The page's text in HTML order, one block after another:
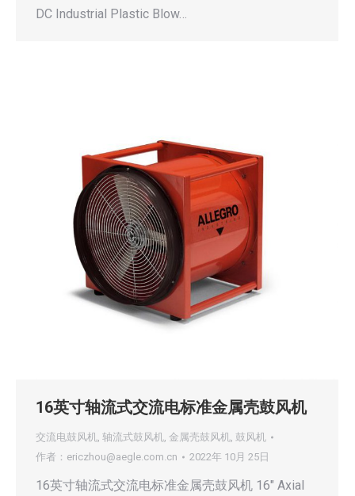
DC Industrial Plastic Blow…
16英寸轴流式交流电标准金属壳鼓风机
交流电鼓风机, 轴流式鼓风机, 金属壳鼓风机, 鼓风机
作者： ericzhou@aegle.com.cn 2022年 10月 25日
16英寸轴流式交流电标准金属壳鼓风机 16″ Axial